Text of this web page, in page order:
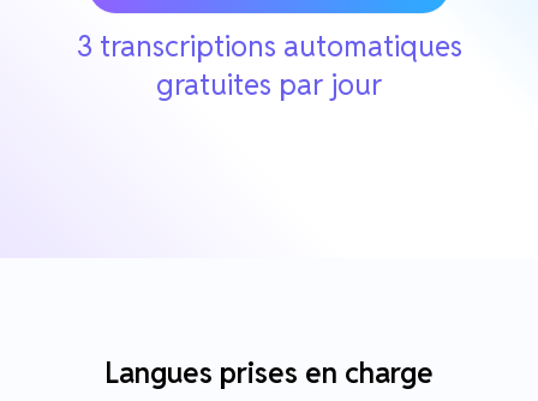
3 transcriptions automatiques
gratuites par jour
Langues prises en charge